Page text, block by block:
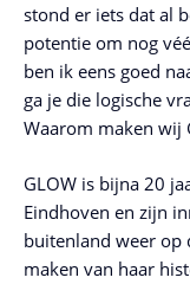
stond er iets dat al
potentie om nog
ben ik eens goed
ga je die logische
Waarom maken wij
GLOW is bijna 20
Eindhoven en zijn
buitenland weer op
maken van haar